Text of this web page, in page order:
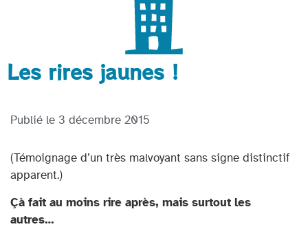
Les rires jaunes !
Publié le 3 décembre 2015
(Témoignage d’un très malvoyant sans signe distinctif
apparent.)
Çà fait au moins rire après, mais surtout les
autres…